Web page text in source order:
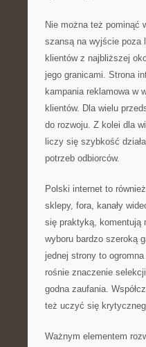
Nie można też pominąć
szansą na wyjście poza
klientów z najbliższej
jego granicami. Strona
kampania reklamowa w
klientów. Dla wielu
do rozwoju. Z kolei dla
liczy się szybkość
potrzeb odbiorców.
Polski internet to
sklepy, fora, kanały
się praktyką, komentują
wyboru bardzo szeroką
jednej strony to
rośnie znaczenie
godna zaufania.
też uczyć się
Ważnym elementem